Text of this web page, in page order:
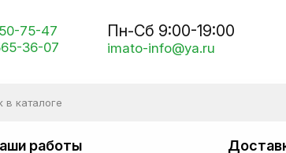
75-47
36-07
Пн-Сб 9:00-19:00
imato-info@ya.ru
работы